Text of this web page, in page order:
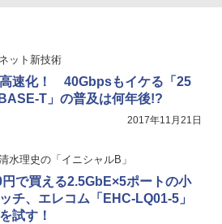
ネット新技術
速化！ 40Gbpsもイケる「25
T」の普及は何年後!?
2017年11月21日
水理史の「イニシャルB」
で買える2.5GbE×5ポートの小
チ、エレコム「EHC-LQ01-5」
試す！